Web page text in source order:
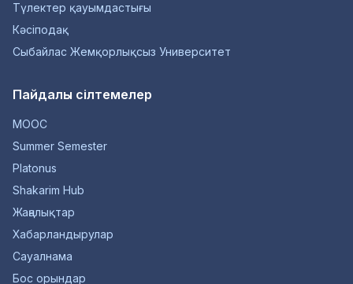
Түлектер қауымдастығы
Кәсіподақ
Сыбайлас Жемқорлықсыз Университет
Пайдалы сілтемелер
MOOC
Summer Semester
Platonus
Shakarim Hub
Жаңалықтар
Хабарландырулар
Сауалнама
Бос орындар